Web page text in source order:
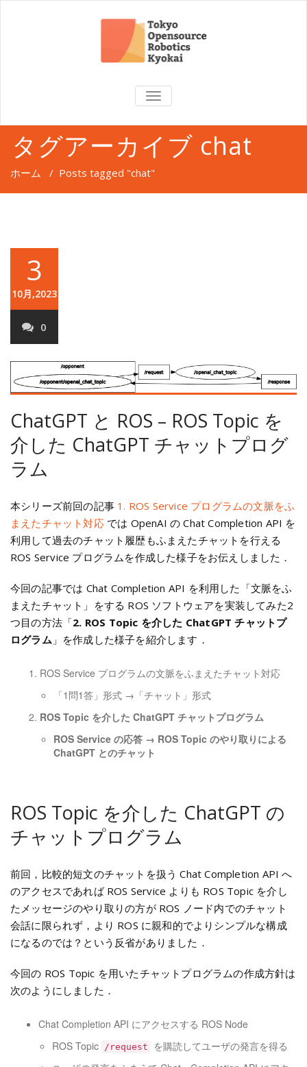
TOGGLE
NAVIGATION
タグアーカイブ chat
ホーム / Posts tagged "chat"
3
10月,2023
0
ChatGPT と ROS – ROS Topic を
介した ChatGPT チャットプログ
ラム
本シリーズ前回の記事 1. ROS Service プログラムの文脈をふ
まえたチャット対応では OpenAI の Chat Completion API を
利用して過去のチャット履歴もふまえたチャットを行える
ROS Service プログラムを作成した様子をお伝えしました．
今回の記事では Chat Completion API を利用した「文脈をふ
まえたチャット」をする ROS ソフトウェアを実装してみた2
つ目の方法「2. ROS Topic を介した ChatGPT チャットプ
ログラム 」を作成した様子を紹介します．
ROS Service プログラムの文脈をふまえたチャット対応
「1問1答」形式 →「チャット」形式
ROS Topic を介した ChatGPT チャットプログラム
ROS Service の応答 → ROS Topic のやり取りによる
ChatGPT とのチャット
ROS Topic を介した ChatGPT の
チャットプログラム
前回，比較的短文のチャットを扱う Chat Completion API へ
のアクセスであれば ROS Service よりも ROS Topic を介し
たメッセージのやり取りの方が ROS ノード内でのチャット
会話に限られず，より ROS に親和的でよりシンプルな構成
になるのでは？という反省がありました．
今回の ROS Topic を用いたチャットプログラムの作成方針は
次のようにしました．
Chat Completion API にアクセスする ROS Node
ROS Topic
/request
を購読してユーザの発言を得る